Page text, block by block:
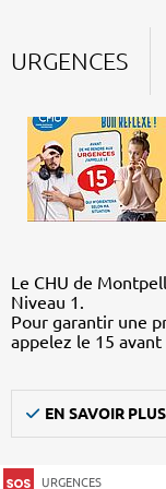
URGENCES
Le CHU de
Niveau 1.
Pour garantir une
appelez le 15
EN SAVOIR PLUS
URGENCES